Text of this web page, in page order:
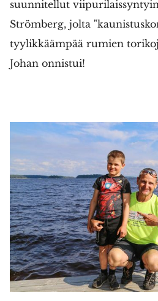
suunnitellut
Strömberg, jolta
tyylikkäämpää rumien
Johan onnistui!